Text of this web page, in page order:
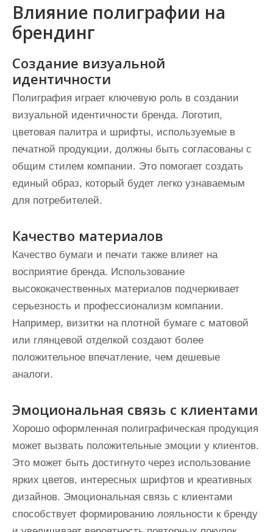
Влияние полиграфии на
брендинг
Создание визуальной
идентичности
Полиграфия играет ключевую роль в создании
визуальной идентичности бренда. Логотип,
цветовая палитра и шрифты, используемые в
печатной продукции, должны быть согласованы с
общим стилем компании. Это помогает создать
единый образ, который будет легко узнаваемым
для потребителей.
Качество материалов
Качество бумаги и печати также влияет на
восприятие бренда. Использование
высококачественных материалов подчеркивает
серьезность и профессионализм компании.
Например, визитки на плотной бумаге с матовой
или глянцевой отделкой создают более
положительное впечатление, чем дешевые
аналоги.
Эмоциональная связь с клиентами
Хорошо оформленная полиграфическая продукция
может вызвать положительные эмоции у клиентов.
Это может быть достигнуто через использование
ярких цветов, интересных шрифтов и креативных
дизайнов. Эмоциональная связь с клиентами
способствует формированию лояльности к бренду